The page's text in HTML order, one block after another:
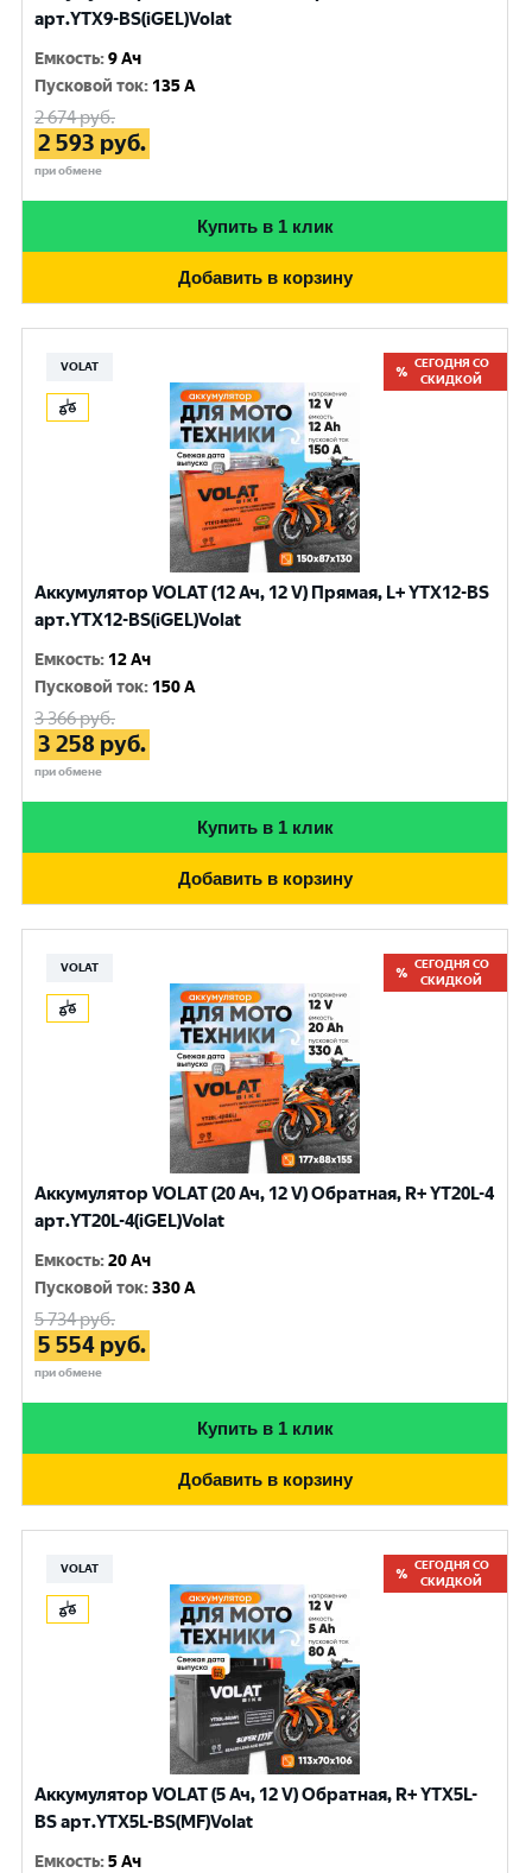
арт.YTX9-BS(iGEL)Volat
Емкость:9 Ач
Пусковой ток: 135 A
2 674руб.
2 593 руб.
при обмене
Купить в 1 клик
Добавить в корзину
VOLAT
СЕГОДНЯ СО
СКИДКОЙ
Аккумулятор VOLAT (12 Ач, 12 V) Прямая, L+ YTX12-BS
арт.YTX12-BS(iGEL)Volat
Емкость: 12 Ач
Пусковой ток: 150 A
3 366руб.
3 258 руб.
при обмене
Купить в 1 клик
Добавить в корзину
VOLAT
СЕГОДНЯ СО
СКИДКОЙ
Аккумулятор VOLAT (20 Ач, 12 V) Обратная, R+ YT20L-4
арт.YT20L-4(iGEL)Volat
Емкость:20 Ач
Пусковой ток:330 A
5 734руб.
5 554 руб.
при обмене
Купить в 1 клик
Добавить в корзину
VOLAT
СЕГОДНЯ СО
СКИДКОЙ
Аккумулятор VOLAT (5 Ач, 12 V) Обратная, R+ YTX5L-
BS арт.YTX5L-BS(MF)Volat
Емкость:5 Ач